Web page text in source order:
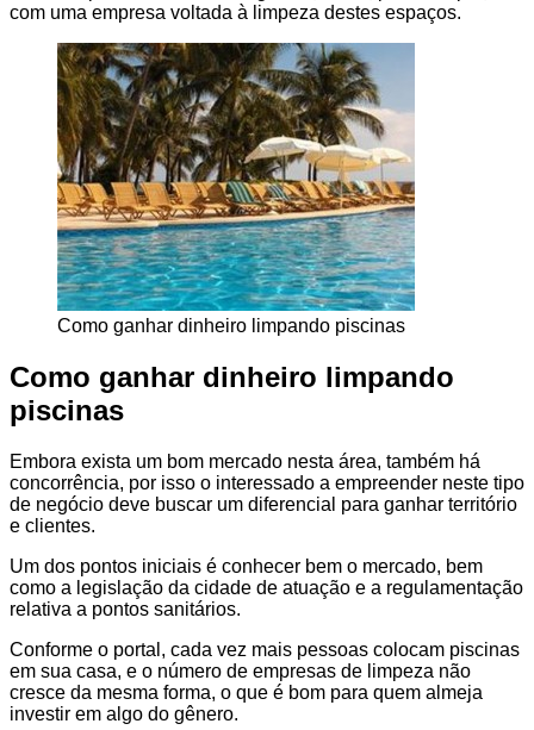
com uma empresa voltada à limpeza destes espaços.
Como ganhar dinheiro limpando piscinas
Como ganhar dinheiro limpando
piscinas
Embora exista um bom mercado nesta área, também há
concorrência, por isso o interessado a empreender neste tipo
de negócio deve buscar um diferencial para ganhar território
e clientes.
Um dos pontos iniciais é conhecer bem o mercado, bem
como a legislação da cidade de atuação e a regulamentação
relativa a pontos sanitários.
Conforme o portal, cada vez mais pessoas colocam piscinas
em sua casa, e o número de empresas de limpeza não
cresce da mesma forma, o que é bom para quem almeja
investir em algo do gênero.